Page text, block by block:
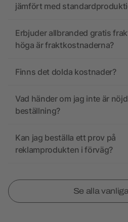
jämfört med
Erbjuder allbranded gratis
höga är fraktkostnaderna?
Finns det dolda kostnader?
Vad händer om jag inte är
beställning?
Kan jag beställa ett prov på
reklamprodukten i förväg?
Se alla